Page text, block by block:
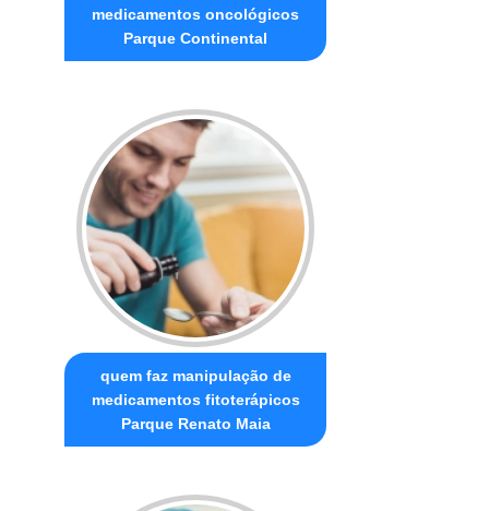
medicamentos oncológicos
Parque Continental
quem faz manipulação de
medicamentos fitoterápicos
Parque Renato Maia